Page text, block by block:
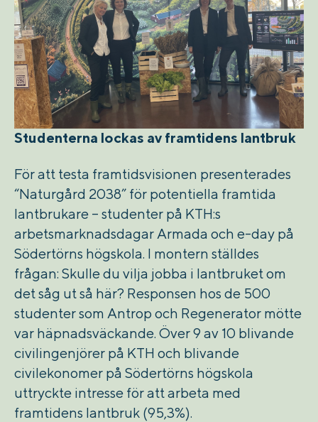
Studenterna lockas av framtidens lantbruk
För att testa framtidsvisionen presenterades
“Naturgård 2038” för potentiella framtida
lantbrukare – studenter på KTH:s
arbetsmarknadsdagar Armada och e-day på
Södertörns högskola. I montern ställdes
frågan: Skulle du vilja jobba i lantbruket om
det såg ut så här? Responsen hos de 500
studenter som Antrop och Regenerator mötte
var häpnadsväckande. Över 9 av 10 blivande
civilingenjörer på KTH och blivande
civilekonomer på Södertörns högskola
uttryckte intresse för att arbeta med
framtidens lantbruk (95,3%).